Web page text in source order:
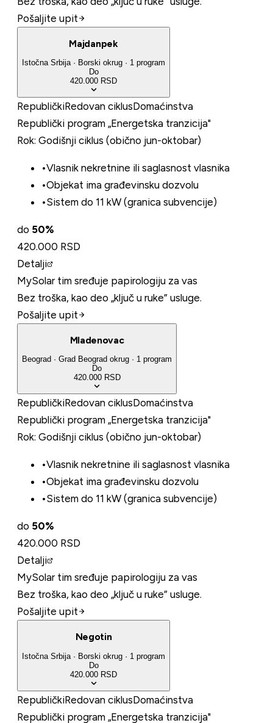
Pošaljite upit
Majdanpek
Istočna Srbija· Borski okrug · 1 program
Do
420.000 RSD
RepubličkiRedovan ciklusDomaćinstva
Republički program „Energetska tranzicija"
Rok: Godišnji ciklus (obično jun-oktobar)
•Vlasnik nekretnine ili saglasnost vlasnika
•Objekat ima građevinsku dozvolu
•Sistem do 11 kW (granica subvencije)
do 50%
420.000 RSD
Detalji
MySolar tim sređuje papirologiju za vas
Bez troška, kao deo „ključ u ruke” usluge.
Pošaljite upit
Mladenovac
Beograd · Grad Beograd okrug · 1 program
Do
420.000 RSD
RepubličkiRedovan ciklusDomaćinstva
Republički program „Energetska tranzicija"
Rok: Godišnji ciklus (obično jun-oktobar)
•Vlasnik nekretnine ili saglasnost vlasnika
•Objekat ima građevinsku dozvolu
•Sistem do 11 kW (granica subvencije)
do 50%
420.000 RSD
Detalji
MySolar tim sređuje papirologiju za vas
Bez troška, kao deo „ključ u ruke” usluge.
Pošaljite upit
Negotin
Istočna Srbija · Borski okrug · 1 program
Do
420.000 RSD
RepubličkiRedovan ciklusDomaćinstva
Republički program „Energetska tranzicija"